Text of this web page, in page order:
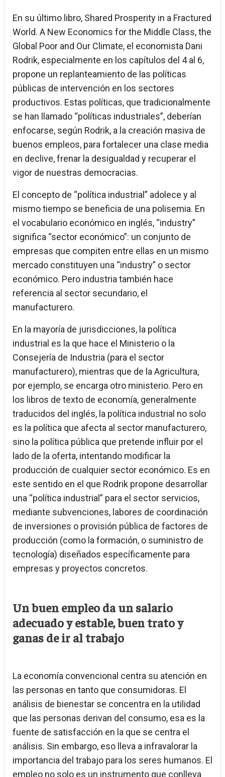
En su último libro, Shared Prosperity in a Fractured
World. A New Economics for the Middle Class, the
Global Poor and Our Climate, el economista Dani
Rodrik, especialmente en los capítulos del 4 al 6,
propone un replanteamiento de las políticas
públicas de intervención en los sectores
productivos. Estas políticas, que tradicionalmente
se han llamado “políticas industriales”, deberían
enfocarse, según Rodrik, a la creación masiva de
buenos empleos, para fortalecer una clase media
en declive, frenar la desigualdad y recuperar el
vigor de nuestras democracias.
El concepto de “política industrial” adolece y al
mismo tiempo se beneficia de una polisemia. En
el vocabulario económico en inglés, “industry”
significa “sector económico”: un conjunto de
empresas que compiten entre ellas en un mismo
mercado constituyen una “industry” o sector
económico. Pero industria también hace
referencia al sector secundario, el
manufacturero.
En la mayoría de jurisdicciones, la política
industrial es la que hace el Ministerio o la
Consejería de Industria (para el sector
manufacturero), mientras que de la Agricultura,
por ejemplo, se encarga otro ministerio. Pero en
los libros de texto de economía, generalmente
traducidos del inglés, la política industrial no solo
es la política que afecta al sector manufacturero,
sino la política pública que pretende influir por el
lado de la oferta, intentando modificar la
producción de cualquier sector económico. Es en
este sentido en el que Rodrik propone desarrollar
una “política industrial” para el sector servicios,
mediante subvenciones, labores de coordinación
de inversiones o provisión pública de factores de
producción (como la formación, o suministro de
tecnología) diseñados específicamente para
empresas y proyectos concretos.
Un buen empleo da un salario
adecuado y estable, buen trato y
ganas de ir al trabajo
La economía convencional centra su atención en
las personas en tanto que consumidoras. El
análisis de bienestar se concentra en la utilidad
que las personas derivan del consumo, esa es la
fuente de satisfacción en la que se centra el
análisis. Sin embargo, eso lleva a infravalorar la
importancia del trabajo para los seres humanos. El
empleo no solo es un instrumento que conlleva